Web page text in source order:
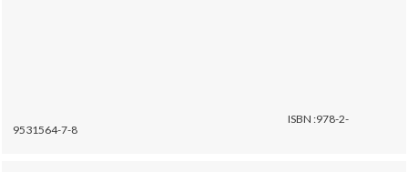
ISBN :978-2-
9531564-7-8